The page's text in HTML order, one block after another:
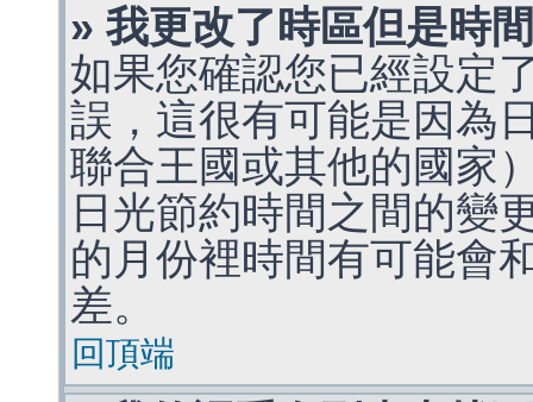
» 我更改了時區但是時
如果您確認您已經設定
誤，這很有可能是因為
聯合王國或其他的國家
日光節約時間之間的變
的月份裡時間有可能會
差。
回頂端